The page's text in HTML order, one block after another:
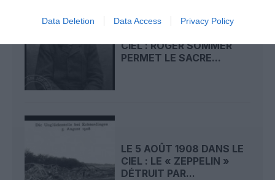
Data Deletion Data Access Privacy Policy
CIEL : ROGER SOMMER
PERMET LE SACRE...
LE 5 AOÛT 1908 DANS LE
CIEL : LE « ZEPPELIN »
DÉTRUIT PAR...